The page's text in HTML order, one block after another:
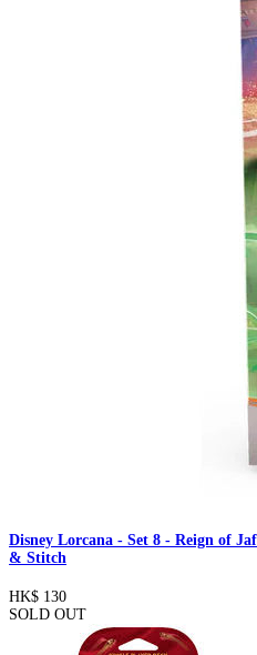
Disney Lorcana - Set 8 - Reign of
& Stitch
HK$ 130
SOLD OUT